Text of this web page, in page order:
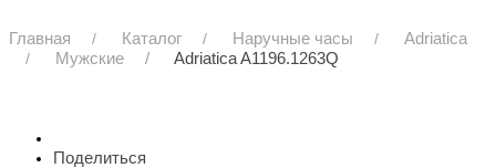
Главная Каталог Наручные часы
Adriatica
Мужские
Adriatica A1196.1263Q
Поделиться